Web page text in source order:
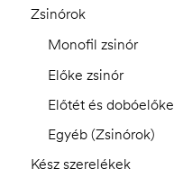
Zsinórok
Monofil zsinór
Előke zsinór
Előtét és dobóelőke
Egyéb (Zsinórok)
Kész szerelékek